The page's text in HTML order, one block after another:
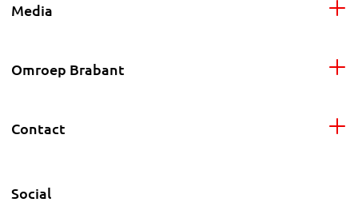
Media
Omroep Brabant
Contact
Social